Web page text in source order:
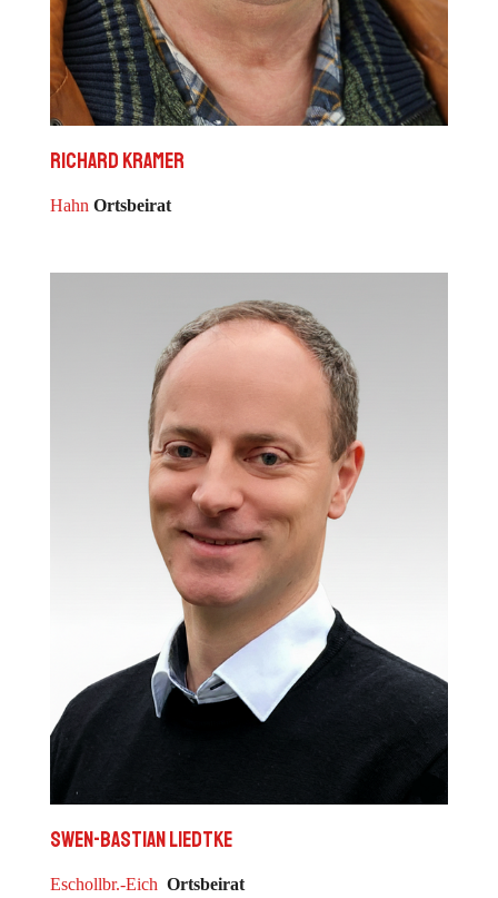
Richard Kramer
Hahn Ortsbeirat
Swen-Bastian Liedtke
Eschollbr.-Eich Ortsbeirat